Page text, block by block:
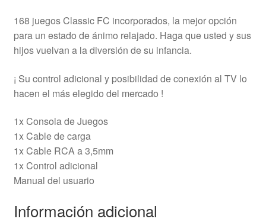
168 juegos Classic FC incorporados, la mejor opción
para un estado de ánimo relajado. Haga que usted y sus
hijos vuelvan a la diversión de su infancia.
¡ Su control adicional y posibilidad de conexión al TV lo
hacen el más elegido del mercado !
1x Consola de Juegos
1x Cable de carga
1x Cable RCA a 3,5mm
1x Control adicional
Manual del usuario
Información adicional